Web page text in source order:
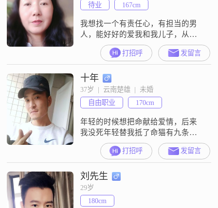
待业
167cm
我想找一个有责任心，有担当的男
人，能好好的爱我和我儿子，从新
开始新的幸福生活
打招呼 发留言
十年
37岁  |  云南楚雄  |  未婚
自由职业
170cm
年轻的时候想把命献给爱情，后来
我没死年轻替我抵了命猫有九条命
唯有一颗心。
打招呼 发留言
刘先生
29岁
180cm